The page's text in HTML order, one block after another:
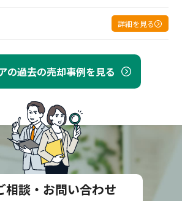
の過去の売却事例を見る
詳細を見る
相談・お問い合わせ